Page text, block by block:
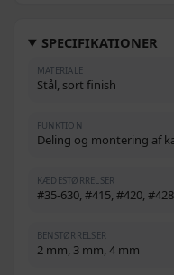
SPECIFIKATIONER
MATERIALE
Stål, sort finish
FUNKTION
Deling og montering af
KÆDESTØRRELSER
#35-630, #415, #420,
BENSTØRRELSER
2 mm, 3 mm, 4 mm